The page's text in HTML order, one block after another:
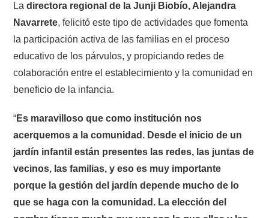
Ladirectora regional de la Junji Biobío, Alejandra
Navarrete, felicitó este tipo de actividades que fomenta
la participación activa de las familias en el proceso
educativo de los párvulos, y propiciando redes de
colaboración entre el establecimiento y la comunidad en
beneficio de la infancia.
“Es maravilloso que como institución nos
acerquemos a la comunidad. Desde el inicio de un
jardín infantil están presentes las redes, las juntas de
vecinos, las familias, y eso es muy importante
porque la gestión del jardín depende mucho de lo
que se haga con la comunidad. La elección del